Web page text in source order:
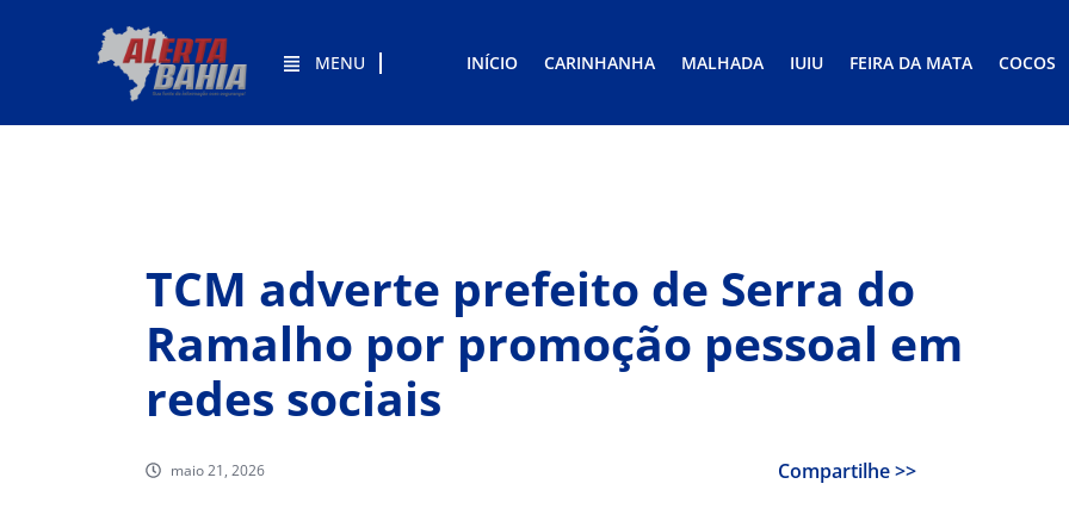
MENU INÍCIO CARINHANHA MALHADA IUIU FEIRA DA MATA COCOS
TCM adverte prefeito de Serra do
Ramalho por promoção pessoal em
redes sociais
maio 21, 2026 Compartilhe >>